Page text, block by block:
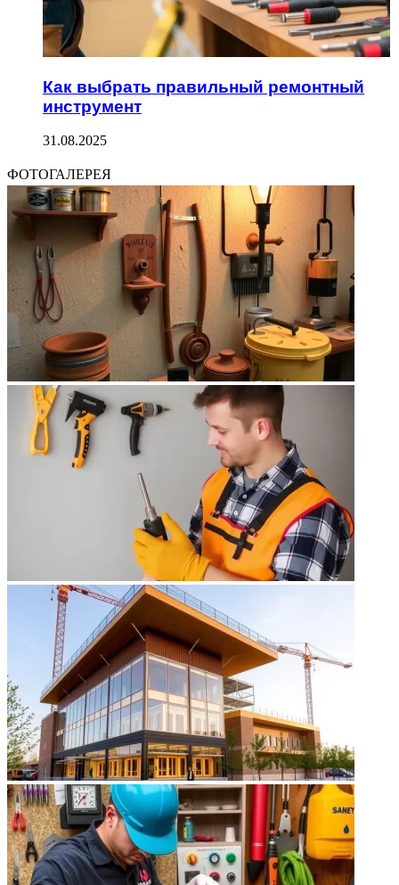
Как выбрать правильный ремонтный
инструмент
31.08.2025
ФОТОГАЛЕРЕЯ